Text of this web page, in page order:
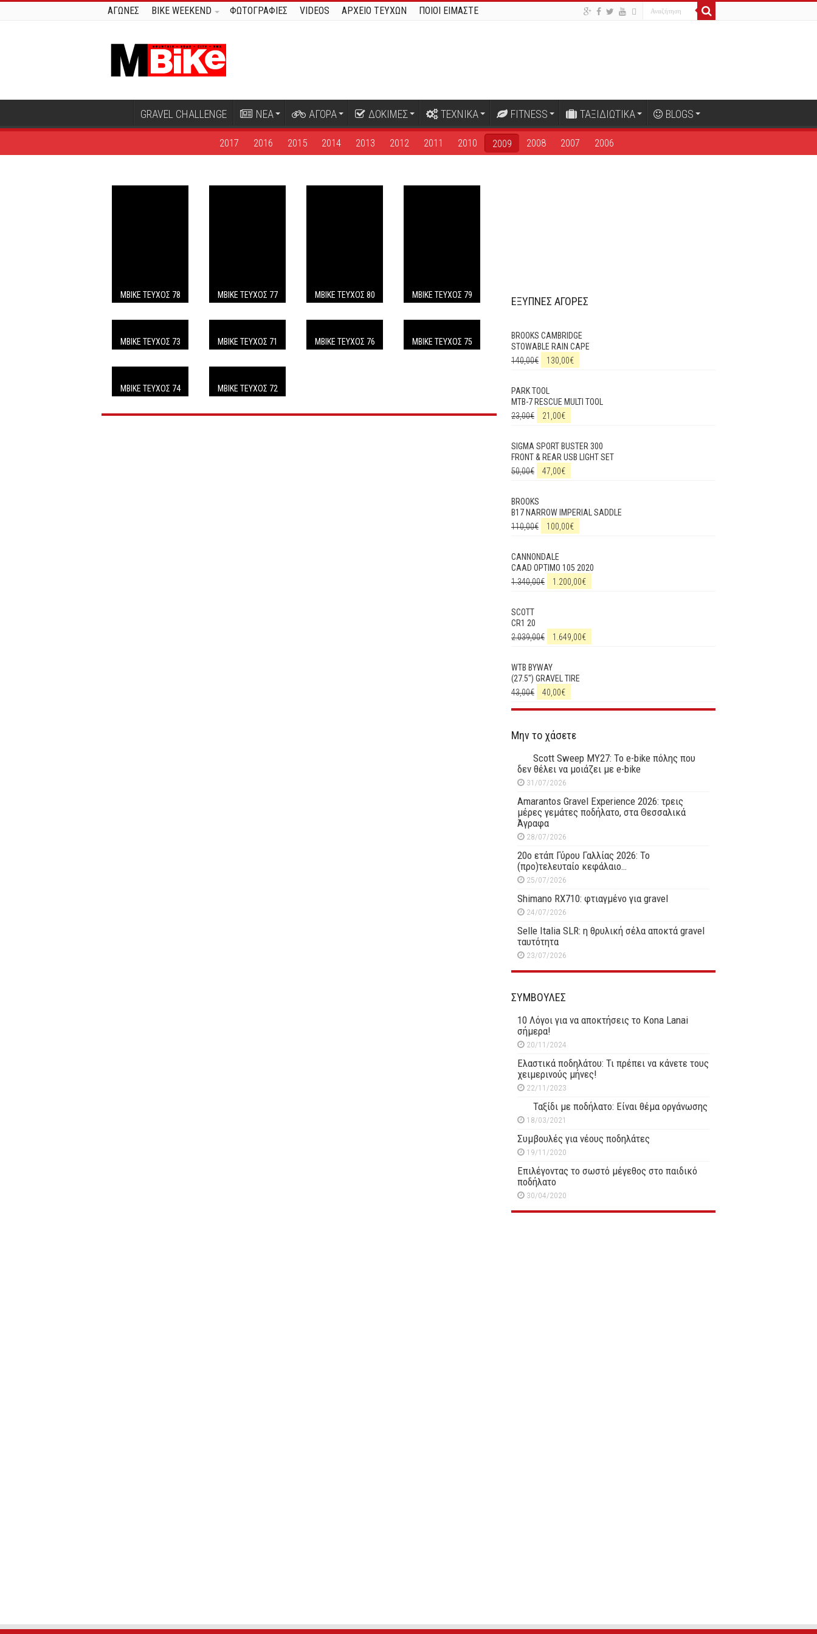
ΑΓΩΝΕΣ BIKE WEEKEND ΦΩΤΟΓΡΑΦΙΕΣ VIDEOS ΑΡΧΕΙΟ ΤΕΥΧΩΝ ΠΟΙΟΙ ΕΙΜΑΣΤΕ
GRAVEL CHALLENGE ΝΕΑ ΑΓΟΡΑ ΔΟΚΙΜΕΣ ΤΕΧΝΙΚΑ FITNESS ΤΑΞΙΔΙΩΤΙΚΑ BLOGS
2017 2016 2015 2014 2013 2012 2011 2010 2009 2008 2007 2006
ΜΒΙΚΕ ΤΕΥΧΟΣ 78 ΜΒΙΚΕ ΤΕΥΧΟΣ 77 MBIKE ΤΕΥΧΟΣ 80 MBIKE ΤΕΥΧΟΣ 79
MBIKE ΤΕΥΧΟΣ 73 MBIKE ΤΕΥΧΟΣ 71 MBIKE TEΥΧΟΣ 76 MBIKE TEΥΧΟΣ 75
MBIKE TEΥΧΟΣ 74 MBIKE TEYXOΣ 72
ΕΞΥΠΝΕΣ ΑΓΟΡΕΣ
BROOKS CAMBRIDGE
STOWABLE RAIN CAPE
140,00€ 130,00€
PARK TOOL
MTB-7 RESCUE MULTI TOOL
23,00€ 21,00€
SIGMA SPORT BUSTER 300
FRONT & REAR USB LIGHT SET
50,00€ 47,00€
BROOKS
B17 NARROW IMPERIAL SADDLE
110,00€ 100,00€
CANNONDALE
CAAD OPTIMO 105 2020
1.340,00€ 1.200,00€
SCOTT
CR1 20
2.039,00€ 1.649,00€
WTB BYWAY
(27.5") GRAVEL TIRE
43,00€ 40,00€
Μην το χάσετε
Scott Sweep MY27: Το e-bike πόλης που
δεν θέλει να μοιάζει με e-bike
31/07/2026
Amarantos Gravel Experience 2026: τρεις
μέρες γεμάτες ποδήλατο, στα Θεσσαλικά
Άγραφα
28/07/2026
20ο ετάπ Γύρου Γαλλίας 2026: Το
(προ)τελευταίο κεφάλαιο…
25/07/2026
Shimano RX710: φτιαγμένο για gravel
24/07/2026
Selle Italia SLR: η θρυλική σέλα αποκτά gravel
ταυτότητα
23/07/2026
ΣΥΜΒΟΥΛΕΣ
10 Λόγοι για να αποκτήσεις το Kona Lanai
σήμερα!
20/11/2024
Ελαστικά ποδηλάτου: Τι πρέπει να κάνετε τους
χειμερινούς μήνες!
22/11/2023
Ταξίδι με ποδήλατο: Είναι θέμα οργάνωσης
18/03/2021
Συμβουλές για νέους ποδηλάτες
19/11/2020
Επιλέγοντας το σωστό μέγεθος στο παιδικό
ποδήλατο
30/04/2020